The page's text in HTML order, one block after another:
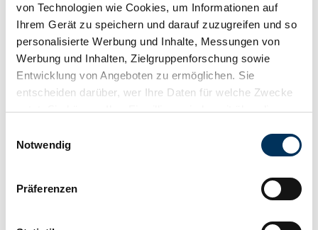
von Technologien wie Cookies, um Informationen auf
Ihrem Gerät zu speichern und darauf zuzugreifen und so
personalisierte Werbung und Inhalte, Messungen von
Werbung und Inhalten, Zielgruppenforschung sowie
Entwicklung von Angeboten zu ermöglichen. Sie
entscheiden darüber, wer Ihre Daten für welche Zwecke
nutzt. Sie können Ihre Einwilligung jederzeit über die
Trigger Symbol ändern oder widerrufen
Informationen über Ihre geografische Lage
Notwendig
Präferenzen